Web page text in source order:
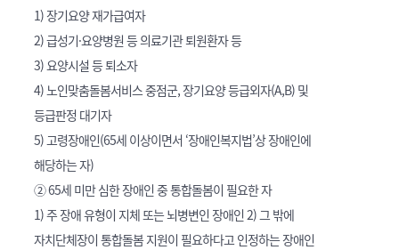
1) 장기요양 재가급여자
2) 급성기·요양병원 등 의료기관 퇴원환자 등
3) 요양시설 등 퇴소자
4) 노인맞춤돌봄서비스 중점군, 장기요양 등급외자(A,B) 및
등급판정 대기자
5) 고령장애인(65세 이상이면서 ‘장애인복지법’상 장애인에
해당하는 자)
② 65세 미만 심한 장애인 중 통합돌봄이 필요한 자
1) 주 장애 유형이 지체 또는 뇌병변인 장애인 2) 그 밖에
자치단체장이 통합돌봄 지원이 필요하다고 인정하는 장애인